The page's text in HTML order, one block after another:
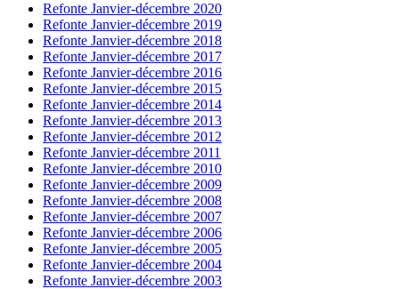
Refonte Janvier-décembre 2020
Refonte Janvier-décembre 2019
Refonte Janvier-décembre 2018
Refonte Janvier-décembre 2017
Refonte Janvier-décembre 2016
Refonte Janvier-décembre 2015
Refonte Janvier-décembre 2014
Refonte Janvier-décembre 2013
Refonte Janvier-décembre 2012
Refonte Janvier-décembre 2011
Refonte Janvier-décembre 2010
Refonte Janvier-décembre 2009
Refonte Janvier-décembre 2008
Refonte Janvier-décembre 2007
Refonte Janvier-décembre 2006
Refonte Janvier-décembre 2005
Refonte Janvier-décembre 2004
Refonte Janvier-décembre 2003